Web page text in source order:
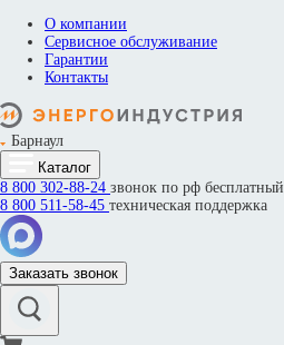
О компании
Сервисное обслуживание
Гарантии
Контакты
Барнаул
Каталог
8 800 302-88-24 звонок по рф бесплатный
8 800 511-58-45 техническая поддержка
Заказать звонок